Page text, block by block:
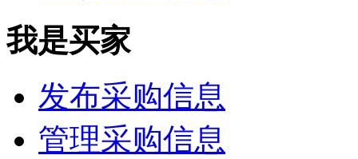
我是买家
发布采购信息
管理采购信息